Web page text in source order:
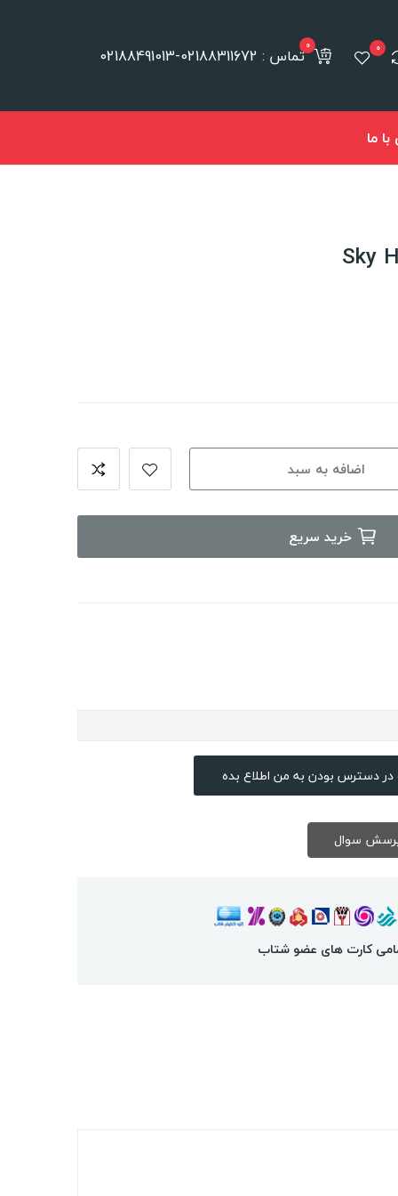
0 تماس : 02188311672-021884910130
ما
اضافه به سبد
خرید سریع
دسترس بودن به من اطلاع بده
کارت های عضو شتاب